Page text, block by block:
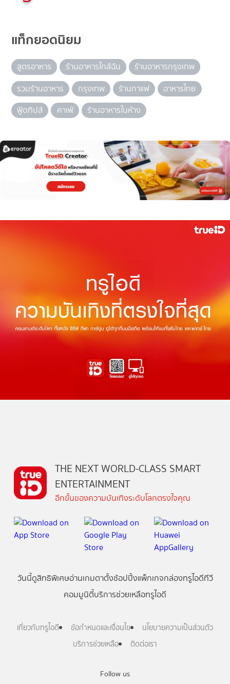
แท็กยอดนิยม
สูตรอาหาร ร้านอาหารใกล้ฉัน
ร้านอาหารกรุงเทพ
รวมร้านอาหาร
กรุงเทพ ร้านกาแฟ
อาหารไทย
ฟู้ดทิปส์
คาเฟ่ ร้านอาหารในห้าง
Follow us
THE NEXT WORLD-CLASS SMART
ENTERTAINMENT
อีกขั้นของความบันเทิงระดับโลกตรงใจคุณ
วันนี้ดูสิทธิพิเศษอ่านเกมตาตั้งช้อปปิ้งแพ็กเกจกล่องทรูไอดีทีวี
คอมมูนิตี้บริการช่วยเหลือทรูไอดี
เกี่ยวกับทรูไอดี ข้อกำหนดและเงื่อนไข
นโยบายความเป็นส่วนตัว
บริการช่วยเหลือ
ติดต่อเรา